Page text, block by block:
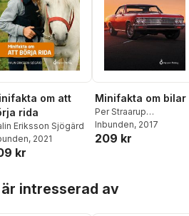
om att
rida
Eriksson Sjögärd
, 2021
kr
Minifakta om bilar
Per Straarup
Søndergaard
Inbunden, 2017
209 kr
intresserad av